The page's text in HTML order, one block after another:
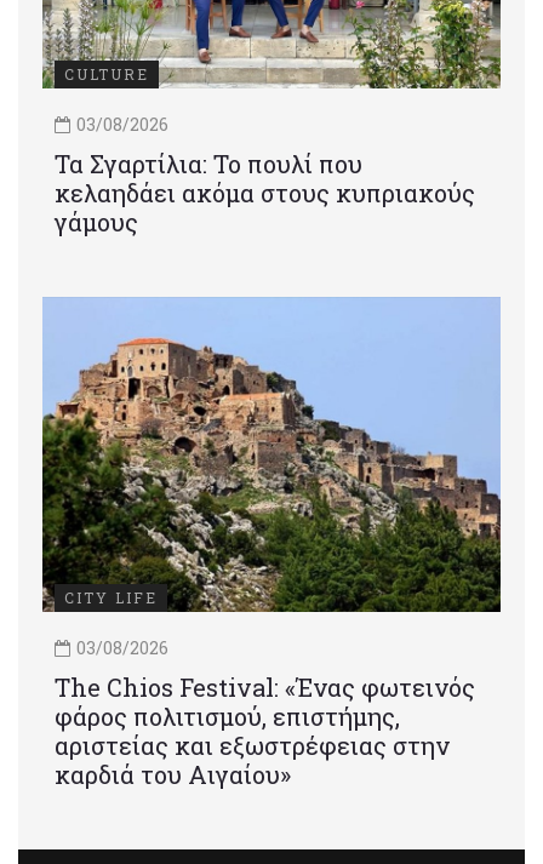
CULTURE
03/08/2026
Τα Σγαρτίλια: Το πουλί που
κελαηδάει ακόμα στους κυπριακούς
γάμους
CITY LIFE
03/08/2026
Τhe Chios Festival: «Ένας φωτεινός
φάρος πολιτισμού, επιστήμης,
αριστείας και εξωστρέφειας στην
καρδιά του Αιγαίου»